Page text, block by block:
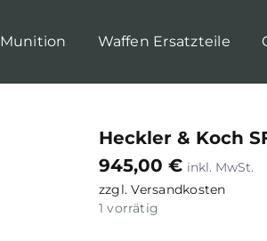
Munition Waffen Ersatzteile
Heckler & Koch
945,00 €
zzgl.Versandkosten
1 vorrätig